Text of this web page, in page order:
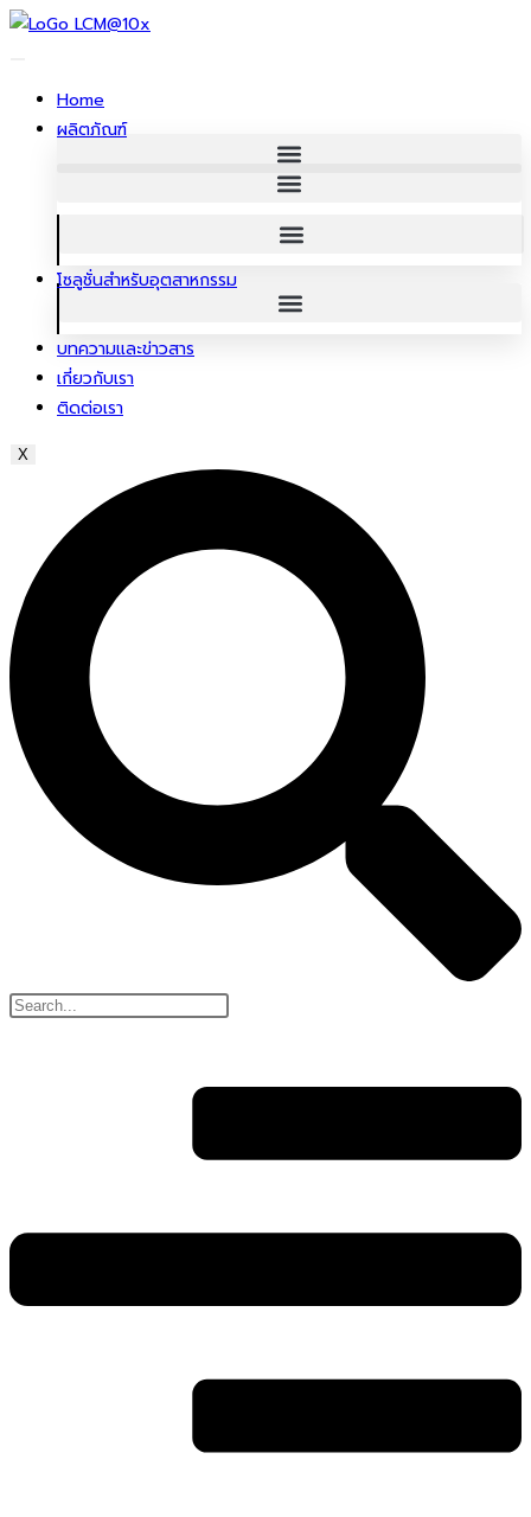
ข้าม
Home
ผลิตภัณฑ์
โซลูชั่นสําหรับอุตสาหกรรม
บทความและข่าวสาร
เกี่ยวกับเรา
ติดต่อเรา
X